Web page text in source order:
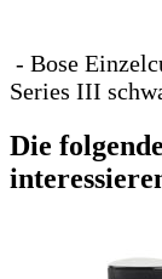
- Bose
Series III
Die